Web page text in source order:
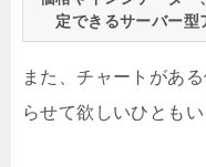
定できるサーバー型
また、チャートがあ
らせて欲しいひともい